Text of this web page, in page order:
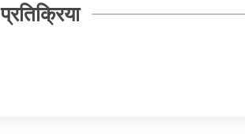
प्रतिक्रिया